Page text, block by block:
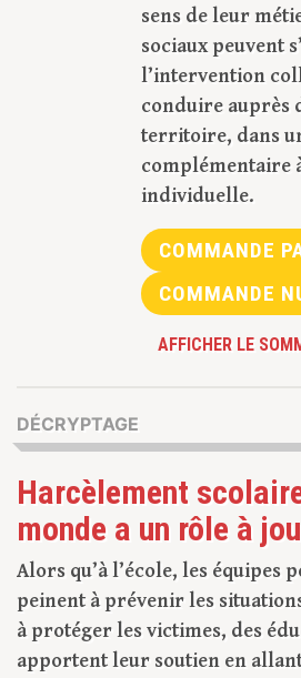
sens de leur
sociaux peuvent
l’intervention
conduire auprès
territoire, dans
complémentaire
individuelle.
COMMANDE
COMMANDE
AFFICHER LE
DÉCRYPTAGE
Harcèlement
monde a un rôle à
Alors qu’à l’école, les équipes
peinent à prévenir les
à protéger les victimes, des
apportent leur soutien en